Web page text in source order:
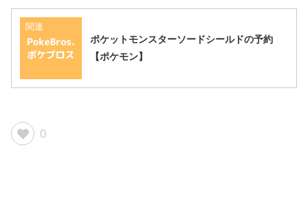
関連
ポケットモンスターソードシールドの予約
【ポケモン】
0